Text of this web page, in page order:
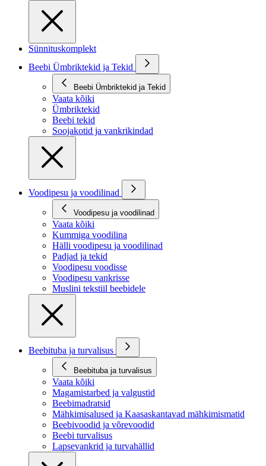
Sünnituskomplekt
Beebi Ümbriktekid ja Tekid
Beebi Ümbriktekid ja Tekid
Vaata kõiki
Ümbriktekid
Beebi tekid
Soojakotid ja vankrikindad
Voodipesu ja voodilinad
Voodipesu ja voodilinad
Vaata kõiki
Kummiga voodilina
Hälli voodipesu ja voodilinad
Padjad ja tekid
Voodipesu voodisse
Voodipesu vankrisse
Muslini tekstiil beebidele
Beebituba ja turvalisus
Beebituba ja turvalisus
Vaata kõiki
Magamistarbed ja valgustid
Beebimadratsid
Mähkimisalused ja Kaasaskantavad mähkimismatid
Beebivoodid ja võrevoodid
Beebi turvalisus
Lapsevankrid ja turvahällid